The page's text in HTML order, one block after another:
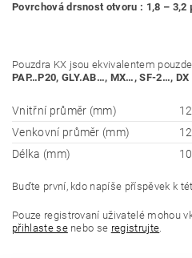
Povrchová drsnost otvoru : 1,8 – 3,2
Pouzdra KX jsou ekvivalentem
PAP…P20, GLY.AB…, MX…, SF-2…, DX
Vnitřní průměr (mm)
Venkovní průměr (mm)
Délka (mm)
Buďte první, kdo napíše příspěvek k
Pouze registrovaní uživatelé mohou
přihlaste senebo se registrujte.